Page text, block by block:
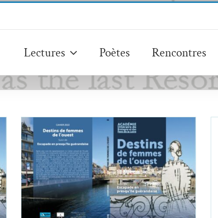
Lectures Poètes Rencontres
Deux visages féminins, deux poètes
celtes
Angèle Vannier Anjela Duval Essais & Chroniques